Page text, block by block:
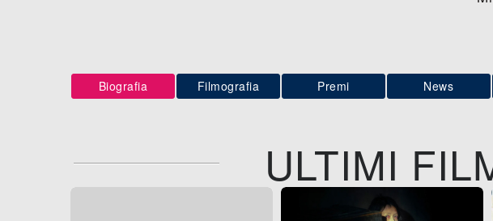
Biografia Filmografia Premi News
ULTIMI